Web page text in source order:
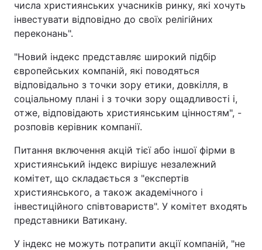
числа християнських учасників ринку, які хочуть
інвестувати відповідно до своїх релігійних
переконань".
"Новий індекс представляє широкий підбір
європейських компаній, які поводяться
відповідально з точки зору етики, довкілля, в
соціальному плані і з точки зору ощадливості і,
отже, відповідають християнським цінностям", -
розповів керівник компанії.
Питання включення акцій тієї або іншої фірми в
християнський індекс вирішує незалежний
комітет, що складається з "експертів
християнського, а також академічного і
інвестиційного співтовариств". У комітет входять
представники Ватикану.
У індекс не можуть потрапити акції компаній, "не